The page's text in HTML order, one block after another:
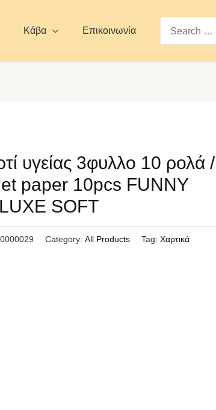
Κάβα Επικοινωνία
for:
υγείας 3φυλλο 10 ρολά /
paper 10pcs FUNNY
SOFT
Category:All Products Tag:Χαρτικά